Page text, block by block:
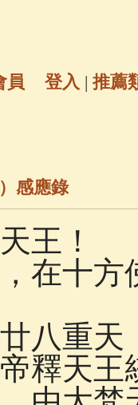
(57)
說療痔(腫瘤)
員 登入 | 推薦
感應錄
王！
在十
廿八重
釋天